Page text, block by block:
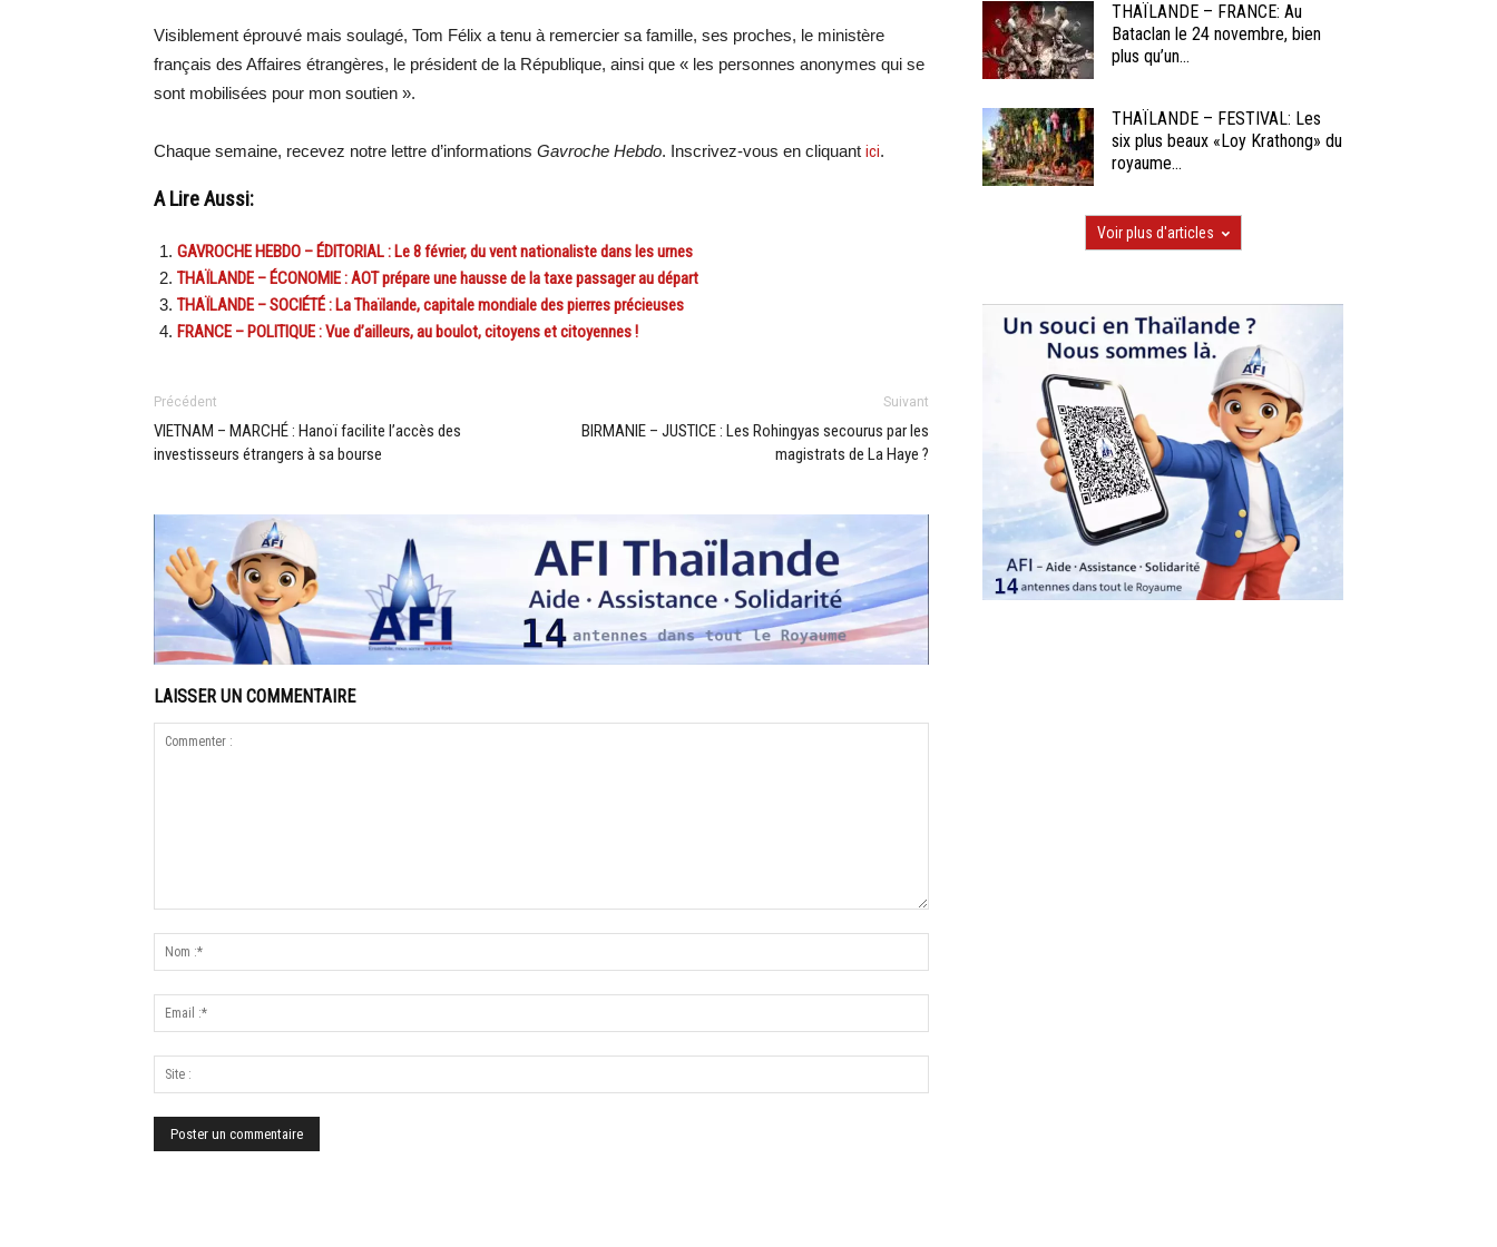
Visiblement éprouvé mais soulagé, Tom Félix a tenu à remercier sa famille, ses proches, le ministère
français des Affaires étrangères, le président de la République, ainsi que « les personnes anonymes qui se
sont mobilisées pour mon soutien ».
Chaque semaine, recevez notre lettre d’informations Gavroche Hebdo. Inscrivez-vous en cliquant ici.
A Lire Aussi:
GAVROCHE HEBDO – ÉDITORIAL : Le 8 février, du vent nationaliste dans les urnes
THAÏLANDE – ÉCONOMIE : AOT prépare une hausse de la taxe passager au départ
THAÏLANDE – SOCIÉTÉ : La Thaïlande, capitale mondiale des pierres précieuses
FRANCE – POLITIQUE : Vue d’ailleurs, au boulot, citoyens et citoyennes !
Précédent
VIETNAM – MARCHÉ : Hanoï facilite l’accès des
investisseurs étrangers à sa bourse
Suivant
BIRMANIE – JUSTICE : Les Rohingyas secourus par les
magistrats de La Haye ?
LAISSER UN COMMENTAIRE
THAÏLANDE – FRANCE: Au
Bataclan le 24 novembre, bien
plus qu’un...
THAÏLANDE – FESTIVAL: Les
six plus beaux «Loy Krathong» du
royaume...
Voir plus d'articles